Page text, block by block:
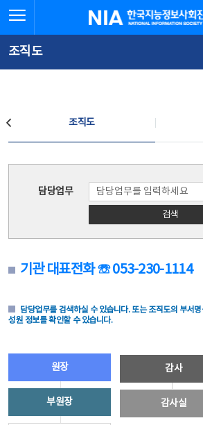
문
로
가
체
뉴
바
가
한국지능정보사회진흥원
조직도
조직도
담당업무
검색
기관 대표전화 ☏ 053-230-1114
담당업무를 검색하실 수 있습니다. 또는 조직도의 부서
성원 정보를 확인할 수 있습니다.
원장
부원장
감사
감사실